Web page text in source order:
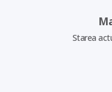
Starea